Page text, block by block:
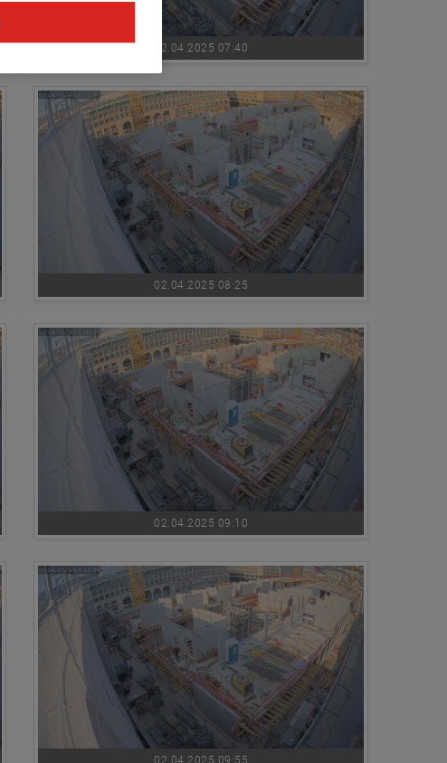
02.04.2025 07:40
02.04.2025 08:25
02.04.2025 09:10
02.04.2025 09:55